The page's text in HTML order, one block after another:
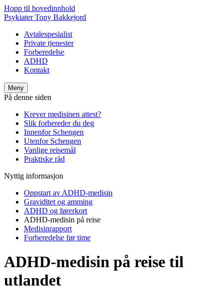
Hopp til hovedinnhold
Psykiater Tony Bakkejord
Avtalespesialist
Private tjenester
Forberedelse
ADHD
Kontakt
Meny
På denne siden
Krever medisinen attest?
Slik forbereder du deg
Innenfor Schengen
Utenfor Schengen
Vanlige reisemål
Praktiske råd
Nyttig informasjon
Oppstart av ADHD-medisin
Graviditet og amming
ADHD og førerkort
ADHD-medisin på reise
Medisinrapport
Forberedelse før time
ADHD-medisin på reise til
utlandet